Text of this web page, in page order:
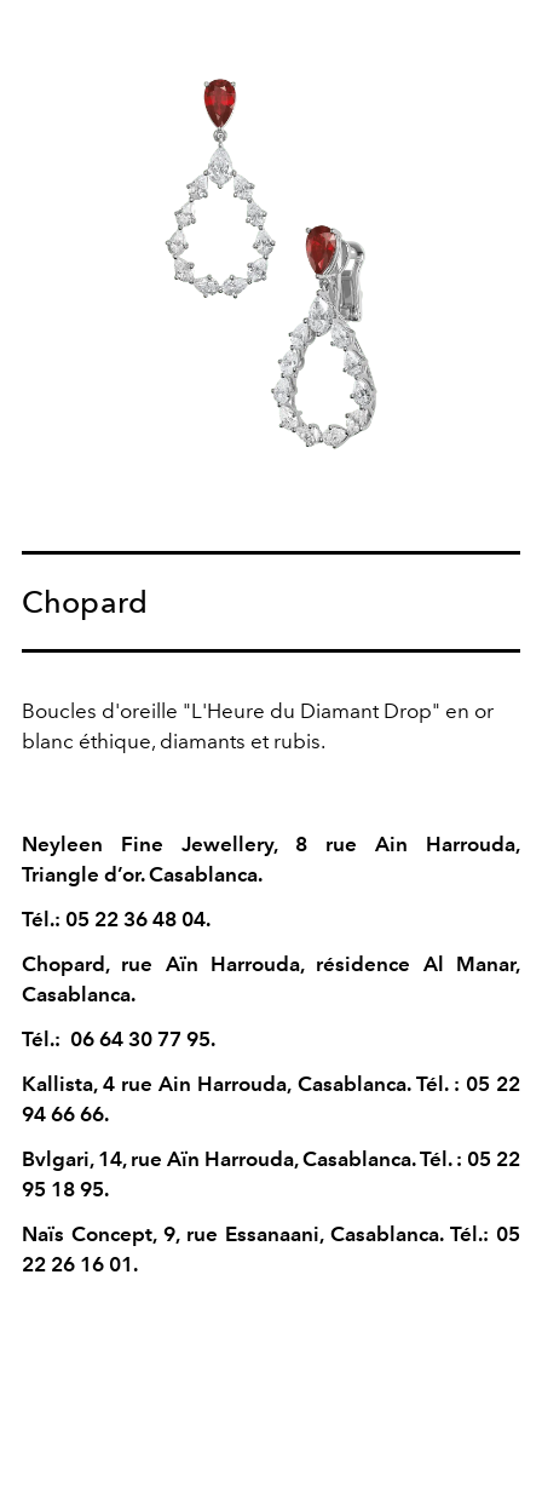
Chopard
Boucles d'oreille "L'Heure du Diamant Drop" en or
blanc éthique, diamants et rubis.
Neyleen Fine Jewellery, 8 rue Ain Harrouda,
Triangle d’or. Casablanca.
Tél.: 05 22 36 48 04.
Chopard, rue Aïn Harrouda, résidence Al Manar,
Casablanca.
Tél.: 06 64 30 77 95.
Kallista, 4 rue Ain Harrouda, Casablanca. Tél. : 05 22
94 66 66.
Bvlgari, 14, rue Aïn Harrouda, Casablanca. Tél. : 05 22
95 18 95.
Naïs Concept, 9, rue Essanaani, Casablanca. Tél.: 05
22 26 16 01.